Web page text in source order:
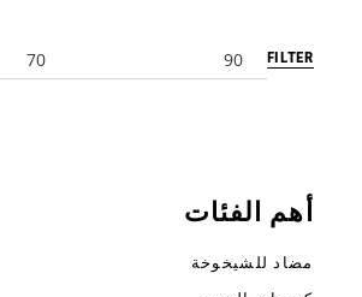
FILTER
أهم الفئات
مضاد للشيخوخة